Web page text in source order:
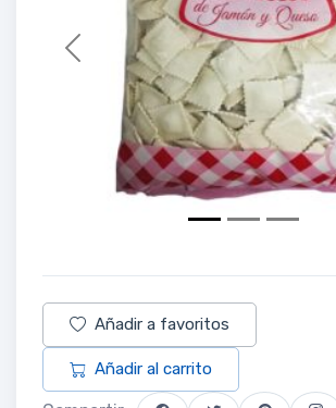
Previous
Añadir a favoritos
Añadir al carrito